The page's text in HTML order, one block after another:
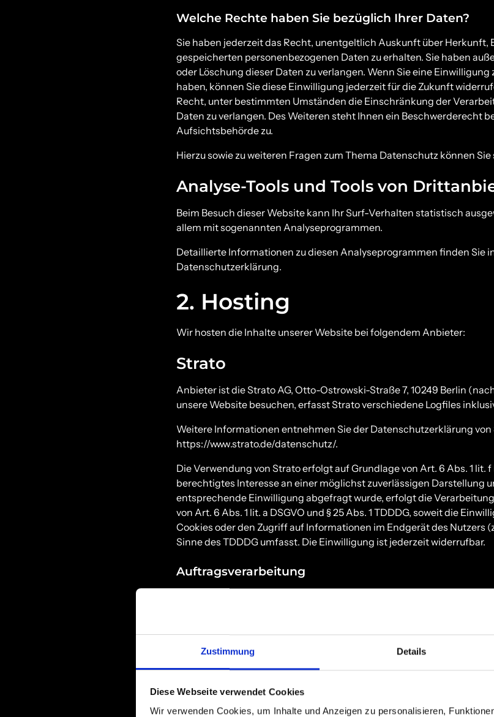
Zustimmung Details
Diese Webseite verwendet Cookies
Wir verwenden Cookies, um Inhalte und Anzeigen zu personalisieren,
Welche Rechte haben Sie bezüglich Ihrer Daten?
Sie haben jederzeit das Recht, unentgeltlich Auskunft über Herkunft,
gespeicherten personenbezogenen Daten zu erhalten. Sie haben
oder Löschung dieser Daten zu verlangen. Wenn Sie eine
haben, können Sie diese Einwilligung jederzeit für die Zukunft
Recht, unter bestimmten Umständen die Einschränkung der
Daten zu verlangen. Des Weiteren steht Ihnen ein Beschwerderecht
Aufsichtsbehörde zu.
Hierzu sowie zu weiteren Fragen zum Thema Datenschutz können
Analyse-Tools und Tools von
Beim Besuch dieser Website kann Ihr Surf-Verhalten statistisch
allem mit sogenannten Analyseprogrammen.
Detaillierte Informationen zu diesen Analyseprogrammen finden Sie
Datenschutzerklärung.
2. Hosting
Wir hosten die Inhalte unserer Website bei folgendem Anbieter:
Strato
Anbieter ist die Strato AG, Otto-Ostrowski-Straße 7, 10249 Berlin
unsere Website besuchen, erfasst Strato verschiedene Logfiles
Weitere Informationen entnehmen Sie der Datenschutzerklärung von
https://www.strato.de/datenschutz/.
Die Verwendung von Strato erfolgt auf Grundlage von Art. 6 Abs. 1 lit. f
berechtigtes Interesse an einer möglichst zuverlässigen Darstellung
entsprechende Einwilligung abgefragt wurde, erfolgt die
von Art. 6 Abs. 1 lit. a DSGVO und § 25 Abs. 1 TDDDG, soweit die
Cookies oder den Zugriff auf Informationen im Endgerät des Nutzers
Sinne des TDDDG umfasst. Die Einwilligung ist jederzeit widerrufbar.
Auftragsverarbeitung
geschlossen. Hierbei handelt es sich um einen datenschutzrechtlich
gewährleistet, dass dieser die personenbezogenen Daten unserer
3. Allgemeine Hinweise und
Pflichtinformationen